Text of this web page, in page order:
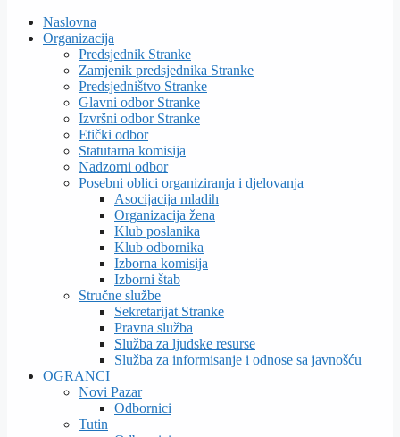
Naslovna
Organizacija
Predsjednik Stranke
Zamjenik predsjednika Stranke
Predsjedništvo Stranke
Glavni odbor Stranke
Izvršni odbor Stranke
Etički odbor
Statutarna komisija
Nadzorni odbor
Posebni oblici organiziranja i djelovanja
Asocijacija mladih
Organizacija žena
Klub poslanika
Klub odbornika
Izborna komisija
Izborni štab
Stručne službe
Sekretarijat Stranke
Pravna služba
Služba za ljudske resurse
Služba za informisanje i odnose sa javnošću
OGRANCI
Novi Pazar
Odbornici
Tutin